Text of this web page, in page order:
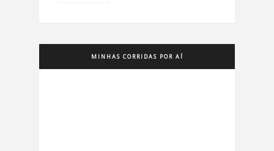
MINHAS CORRIDAS POR AÍ